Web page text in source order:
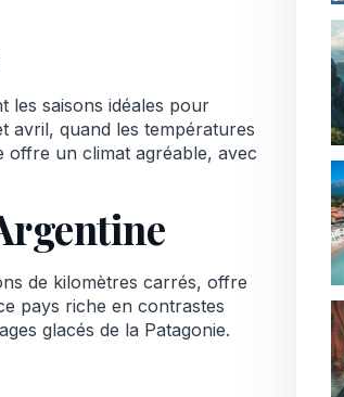
les saisons idéales pour
avril, quand les températures
offre un climat agréable, avec
de kilomètres carrés, offre
pays riche en contrastes
glacés de la Patagonie.